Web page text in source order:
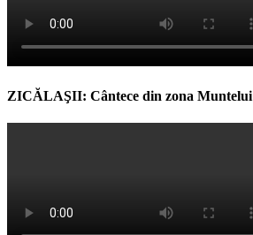
ZICĂLAŞII: Cântece din zona Muntelui